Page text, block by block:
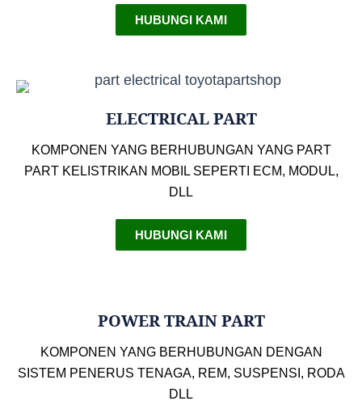
HUBUNGI KAMI
ELECTRICAL PART
KOMPONEN YANG BERHUBUNGAN YANG PART
PART KELISTRIKAN MOBIL SEPERTI ECM, MODUL,
DLL
HUBUNGI KAMI
POWER TRAIN PART
KOMPONEN YANG BERHUBUNGAN DENGAN
SISTEM PENERUS TENAGA, REM, SUSPENSI, RODA
DLL